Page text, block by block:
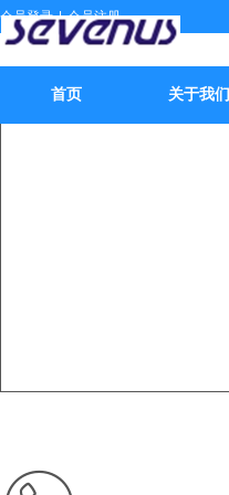
首页 关于我们
会员登录 | 会员注册